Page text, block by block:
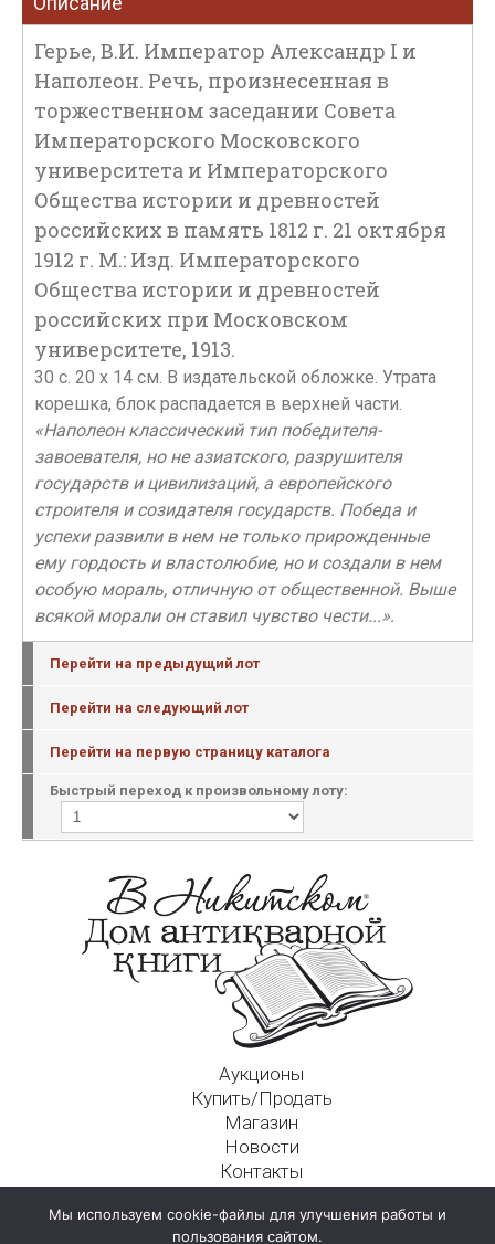
Герье, В.И. Император Александр I и
Наполеон. Речь, произнесенная в
торжественном заседании Совета
Императорского Московского
университета и Императорского
Общества истории и древностей
российских в память 1812 г. 21 октября
1912 г. М.: Изд. Императорского
Общества истории и древностей
российских при Московском
университете, 1913.
30 с. 20 х 14 см. В издательской обложке. Утрата
корешка, блок распадается в верхней части.
«Наполеон классический тип победителя-
завоевателя, но не азиатского, разрушителя
государств и цивилизаций, а европейского
строителя и созидателя государств. Победа и
успехи развили в нем не только прирожденные
ему гордость и властолюбие, но и создали в нем
особую мораль, отличную от общественной. Выше
всякой морали он ставил чувство чести...».
Перейти на предыдущий лот
Перейти на следующий лот
Перейти на первую страницу каталога
Быстрый переход к произвольному лоту:
Аукционы
Купить/Продать
Магазин
Новости
Контакты
125009, г. Москва, Никитский пер., д. 4а, стр. 1
Мы используем cookie-файлы для улучшения работы и
пользования сайтом.